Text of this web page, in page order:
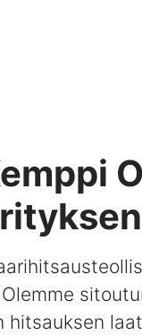
hitsauksen